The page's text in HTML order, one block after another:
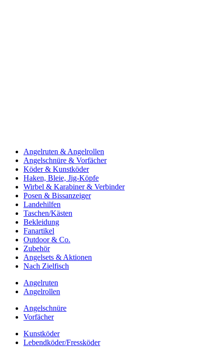
Angelruten & Angelrollen
Angelschnüre & Vorfächer
Köder & Kunstköder
Haken, Bleie, Jig-Köpfe
Wirbel & Karabiner & Verbinder
Posen & Bissanzeiger
Landehilfen
Taschen/Kästen
Bekleidung
Fanartikel
Outdoor & Co.
Zubehör
Angelsets & Aktionen
Nach Zielfisch
Angelruten
Angelrollen
Angelschnüre
Vorfächer
Kunstköder
Lebendköder/Fressköder